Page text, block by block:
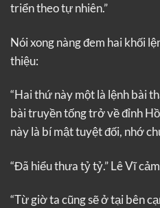
triển theo tự nhiên.”
Nói xong nàng đem hai khối
thiệu:
“Hai thứ này một là lệnh bài
bài truyền tống trở về đỉnh
này là bí mật tuyệt đối, nhớ
“Đã hiểu thưa tỷ tỷ.” Lê Vĩ
“Từ giờ ta cũng sẽ ở tại bên